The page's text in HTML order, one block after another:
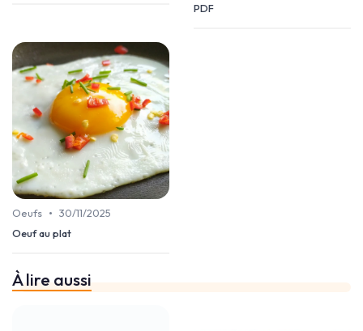
PDF
Oeufs • 30/11/2025
Oeuf au plat
À lire aussi